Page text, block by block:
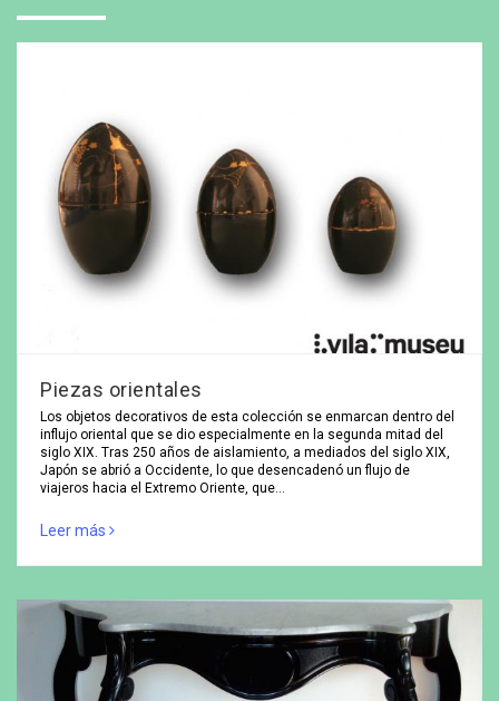
Piezas orientales
Los objetos decorativos de esta colección se enmarcan dentro del
influjo oriental que se dio especialmente en la segunda mitad del
siglo XIX. Tras 250 años de aislamiento, a mediados del siglo XIX,
Japón se abrió a Occidente, lo que desencadenó un flujo de
viajeros hacia el Extremo Oriente, que…
Leer más